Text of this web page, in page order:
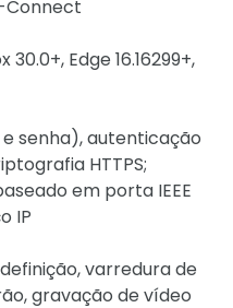
Connect
30.0+, Edge 16.16299+,
senha), autenticação
HTTPS;
em porta IEEE
IP
varredura de
gravação de vídeo